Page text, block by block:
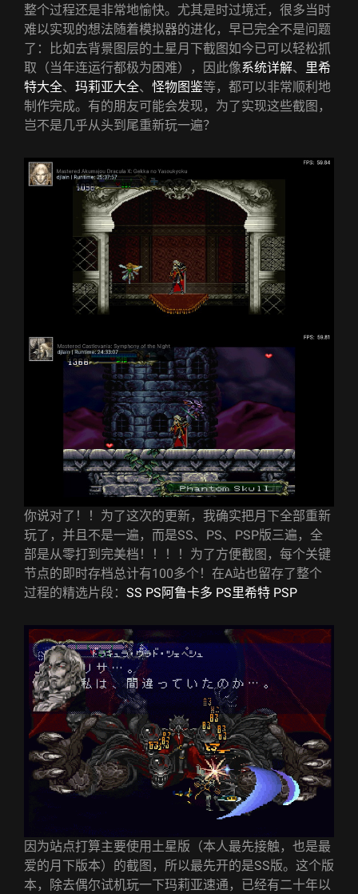
整个过程还是非常地愉快。尤其是时过境迁，很多当时
难以实现的想法随着模拟器的进化，早已完全不是问题
了：比如去背景图层的土星月下截图如今已可以轻松抓
取（当年连运行都极为困难），因此像系统详解、
里希
特大全、 玛莉亚大全、 怪物图鉴等，都可以非常顺利地
制作完成。有的朋友可能会发现，为了实现这些截图，
岂不是几乎从头到尾重新玩一遍？
你说对了！！为了这次的更新，我确实把月下全部重新
玩了，并且不是一遍，而是SS、PS、PSP版三遍，全
部是从零打到完美档！！！！为了方便截图，每个关键
节点的即时存档总计有100多个！在A站也留存了整个
过程的精选片段： SS PS阿鲁卡多 PS里希特 PSP
因为站点打算主要使用土星版（本人最先接触，也是最
爱的月下版本）的截图，所以最先开的是SS版。这个版
本，除去偶尔试机玩一下玛莉亚速通，已经有二十年以